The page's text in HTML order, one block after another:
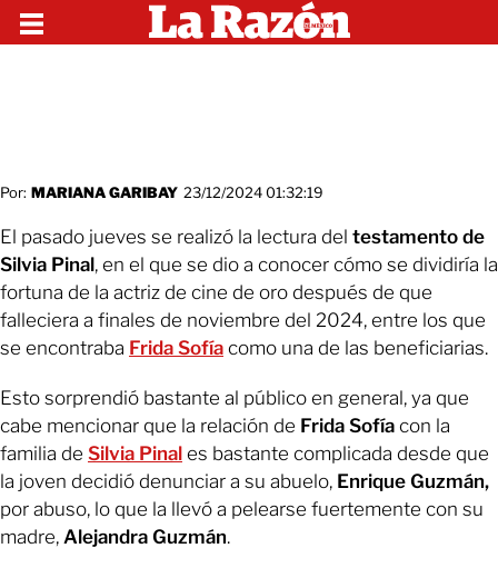
Por: MARIANA GARIBAY 23/12/2024 01:32:19
El pasado jueves se realizó la lectura del testamento de
Silvia Pinal, en el que se dio a conocer cómo se dividiría la
fortuna de la actriz de cine de oro después de que
falleciera a finales de noviembre del 2024, entre los que
se encontraba Frida Sofía como una de las beneficiarias.
Esto sorprendió bastante al público en general, ya que
cabe mencionar que la relación de Frida Sofía con la
familia de Silvia Pinal es bastante complicada desde que
la joven decidió denunciar a su abuelo, Enrique Guzmán,
por abuso, lo que la llevó a pelearse fuertemente con su
madre, Alejandra Guzmán.